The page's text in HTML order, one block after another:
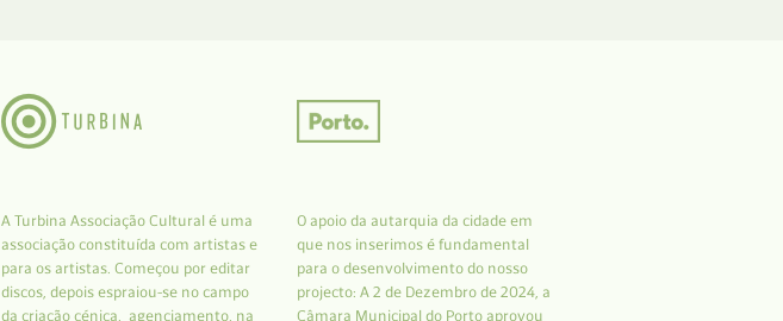
A Turbina Associação Cultural é uma
associação constituída com artistas e
para os artistas. Começou por editar
discos, depois espraiou-se no campo
da criação cénica, agenciamento, na
O apoio da autarquia da cidade em
que nos inserimos é fundamental
para o desenvolvimento do nosso
projecto: A 2 de Dezembro de 2024, a
Câmara Municipal do Porto aprovou